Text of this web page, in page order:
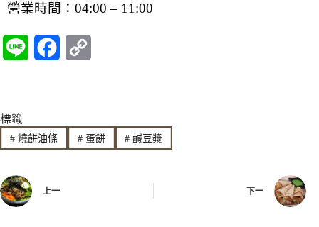
營業時間：04:00 – 11:00
e e
b
y
L
標籤
#燒餅油條 #蛋餅 # 鹹豆漿
上一 下一